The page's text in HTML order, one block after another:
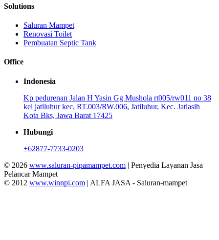
Solutions
Saluran Mampet
Renovasi Toilet
Pembuatan Septic Tank
Office
Indonesia
Kp pedurenan Jalan H Yasin Gg Mushola rt005/rw011 no 38
kel jatiluhur kec, RT.003/RW.006, Jatiluhur, Kec. Jatiasih
Kota Bks, Jawa Barat 17425
Hubungi
+62877-7733-0203
© 2026 www.saluran-pipamampet.com | Penyedia Layanan Jasa
Pelancar Mampet
© 2012 www.winnpi.com | ALFA JASA - Saluran-mampet